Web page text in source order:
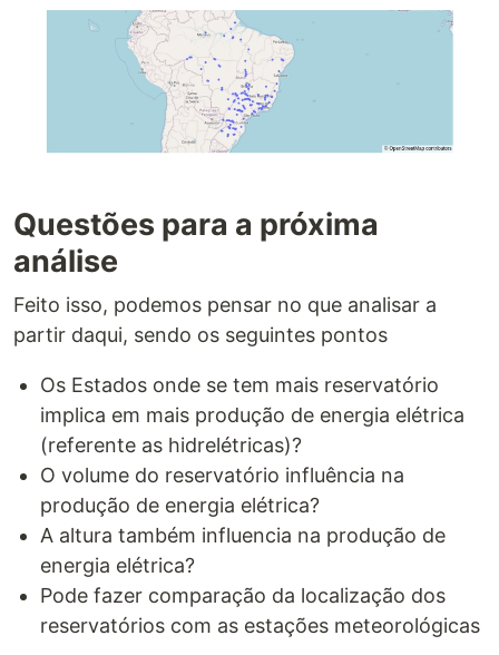
Questões para a próxima
análise
Feito isso, podemos pensar no que analisar a
partir daqui, sendo os seguintes pontos
Os Estados onde se tem mais reservatório
implica em mais produção de energia elétrica
(referente as hidrelétricas)?
O volume do reservatório influência na
produção de energia elétrica?
A altura também influencia na produção de
energia elétrica?
Pode fazer comparação da localização dos
reservatórios com as estações meteorológicas